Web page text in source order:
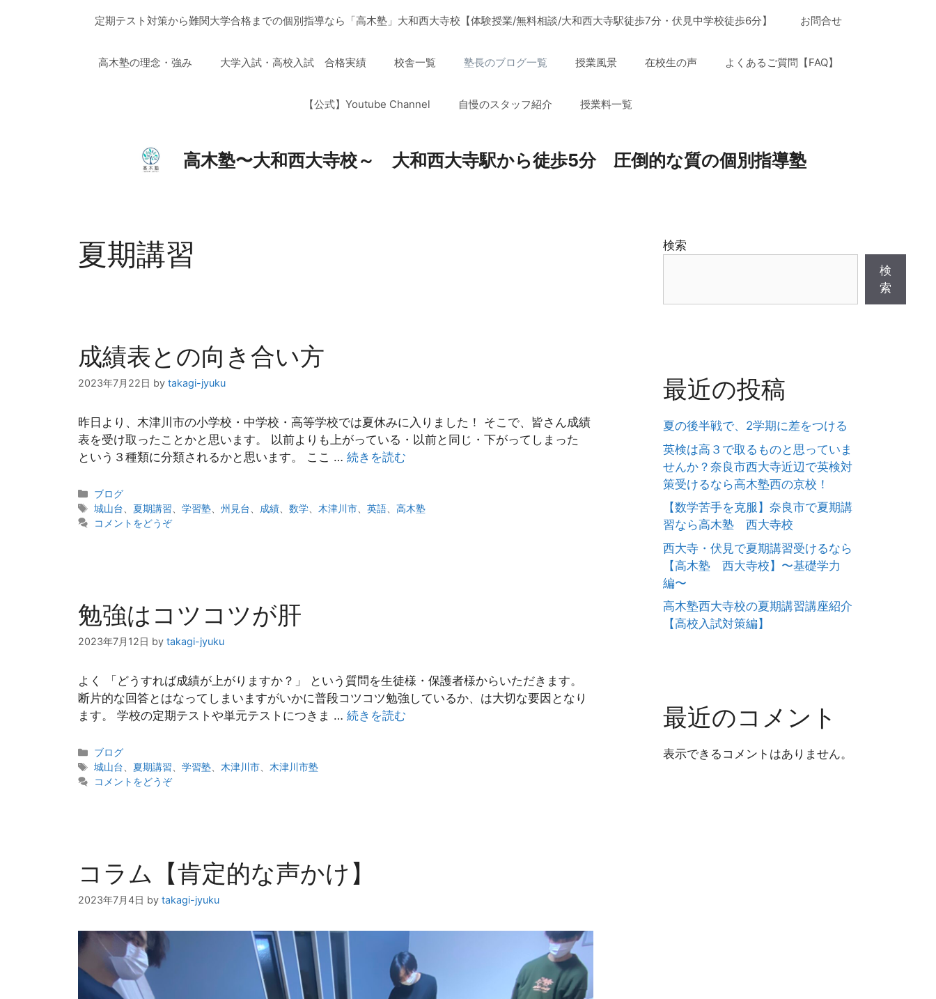
定期テスト対策から難関大学合格までの個別指導なら「高木塾」大和西大寺校【体験授業/無料相談/大和西大寺駅徒歩7分・伏見中学校徒歩6分】 お問合せ
高木塾の理念・強み 大学入試・高校入試 合格実績 校舎一覧 塾長のブログ一覧 授業風景 在校生の声 よくあるご質問【FAQ】
【公式】Youtube Channel 自慢のスタッフ紹介 授業料一覧
高木塾〜大和西大寺校～ 大和西大寺駅から徒歩5分 圧倒的な質の個別指導塾
夏期講習
成績表との向き合い方
2023年7月22日 by takagi-jyuku
昨日より、木津川市の小学校・中学校・高等学校では夏休みに入りました！ そこで、皆さん成績
表を受け取ったことかと思います。 以前よりも上がっている・以前と同じ・下がってしまった
という３種類に分類されるかと思います。 ここ … 続きを読む
カ
テ
ゴ
ブログ
タ
グ
城山台 夏期講習 、学習塾 、州見台 成績 、数学 木津川市 、英語 、高木塾
コメントをどうぞ
勉強はコツコツが肝
2023年7月12日 by takagi-jyuku
よく 「どうすれば成績が上がりますか？」 という質問を生徒様・保護者様からいただきます。
断片的な回答とはなってしまいますがいかに普段コツコツ勉強しているか、は大切な要因となり
ます。 学校の定期テストや単元テストにつきま … 続きを読む
カ
テ
ゴ
ブログ
タ
グ
城山台 夏期講習 、学習塾 木津川市
木津川市塾
コメントをどうぞ
コラム【肯定的な声かけ】
2023年7月4日 by takagi-jyuku
検索
検
索
最近の投稿
夏の後半戦で、2学期に差をつける
英検は高３で取るものと思っていま
せんか？奈良市西大寺近辺で英検対
策受けるなら高木塾西の京校！
【数学苦手を克服】奈良市で夏期講
習なら高木塾 西大寺校
西大寺・伏見で夏期講習受けるなら
【高木塾 西大寺校】〜基礎学力
編〜
高木塾西大寺校の夏期講習講座紹介
【高校入試対策編】
最近のコメント
表示できるコメントはありません。